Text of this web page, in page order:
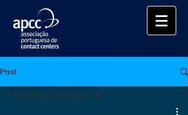
Post
TODAS AS NOTÍCIAS